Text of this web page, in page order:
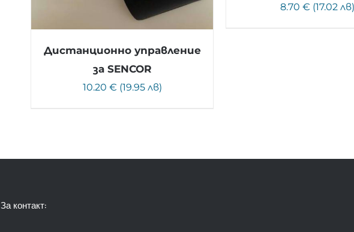
Дистанционно управление
за SENCOR
10.20 € (19.95 лв)
8.70 € (17.02 лв)
За контакт: